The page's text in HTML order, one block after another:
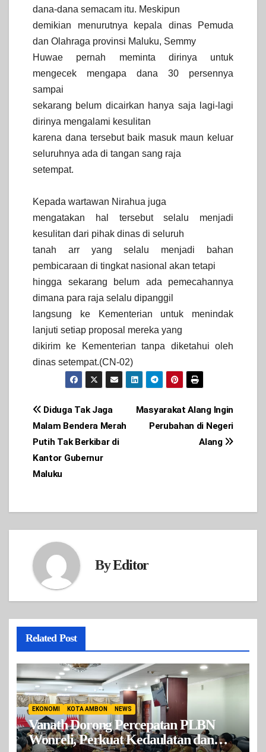
dana-dana semacam itu. Meskipun
demikian menurutnya kepala dinas Pemuda
dan Olahraga provinsi Maluku, Semmy
Huwae pernah meminta dirinya untuk
mengecek mengapa dana 30 persennya
sampai
sekarang belum dicairkan hanya saja lagi-lagi
dirinya mengalami kesulitan
karena dana tersebut baik masuk maun keluar
seluruhnya ada di tangan sang raja
setempat.
Kepada wartawan Nirahua juga
mengatakan hal tersebut selalu menjadi
kesulitan dari pihak dinas di seluruh
tanah arr yang selalu menjadi bahan
pembicaraan di tingkat nasional akan tetapi
hingga sekarang belum ada pemecahannya
dimana para raja selalu dipanggil
langsung ke Kementerian untuk menindak
lanjuti setiap proposal mereka yang
dikirim ke Kementerian tanpa diketahui oleh
dinas setempat.(CN-02)
Post
navigation
Masyarakat Alang Ingin
Perubahan di Negeri
Alang
Diduga Tak Jaga
Malam Bendera Merah
Putih Tak Berkibar di
Kantor Gubernur
Maluku
ByEditor
Related Post
EKONOMI KOTA AMBON NEWS
Vanath Dorong Percepatan PLBN
Wonreli, Perkuat Kedaulatan dan